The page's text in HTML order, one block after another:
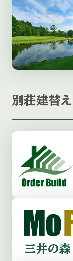
別荘建替え